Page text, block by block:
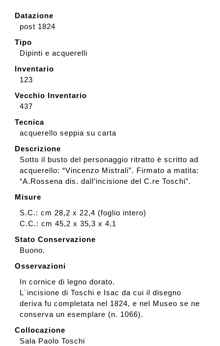
Datazione
post 1824
Tipo
Dipinti e acquerelli
Inventario
123
Vecchio Inventario
437
Tecnica
acquerello seppia su carta
Descrizione
Sotto il busto del personaggio ritratto è scritto ad
acquerello: “Vincenzo Mistrali”. Firmato a matita:
“A.Rossena dis. dall’incisione del C.re Toschi”.
Misure
S.C.: cm 28,2 x 22,4 (foglio intero)
C.C.: cm 45,2 x 35,3 x 4,1
Stato Conservazione
Buono.
Osservazioni
In cornice di legno dorato.
L`incisione di Toschi e Isac da cui il disegno
deriva fu completata nel 1824, e nel Museo se ne
conserva un esemplare (n. 1066).
Collocazione
Sala Paolo Toschi